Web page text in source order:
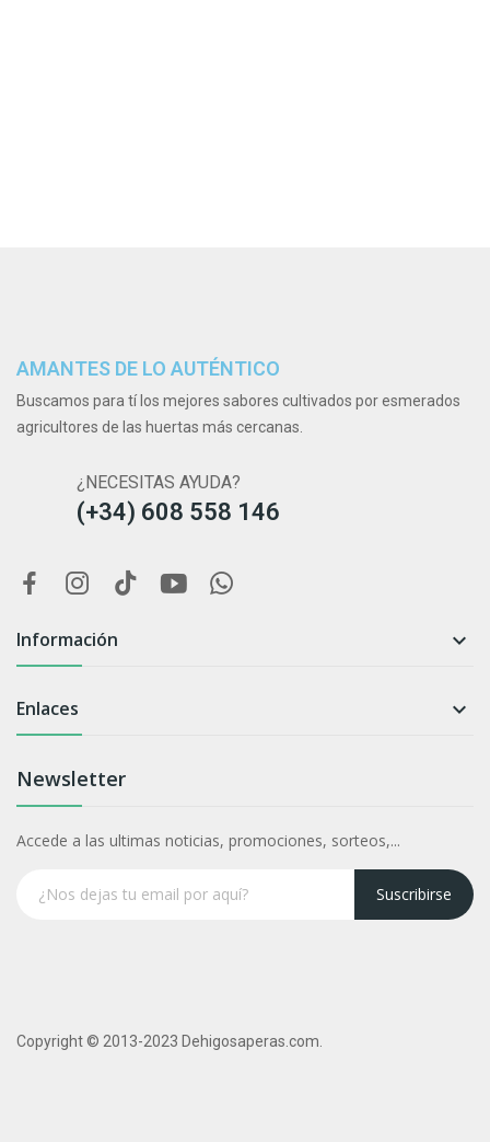
AMANTES DE LO AUTÉNTICO
Buscamos para tí los mejores sabores cultivados por esmerados
agricultores de las huertas más cercanas.
¿NECESITAS AYUDA?
(+34) 608 558 146
Información 
Enlaces 
Newsletter
Accede a las ultimas noticias, promociones, sorteos,...
Suscribirse
Copyright © 2013-2023 Dehigosaperas.com.